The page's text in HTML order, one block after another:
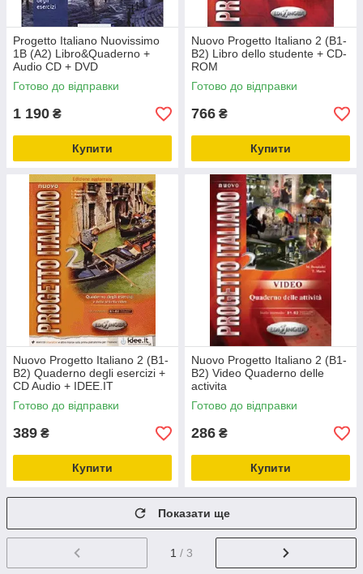
Progetto Italiano Nuovissimo
1B (A2) Libro&Quaderno +
Audio CD + DVD
Готово до відправки
1 190 ₴
Купити
Nuovo Progetto Italiano 2 (B1-
B2) Libro dello studente + CD-
ROM
Готово до відправки
766 ₴
Купити
Nuovo Progetto Italiano 2 (B1-
B2) Quaderno degli esercizi +
CD Audio + IDEE.IT
Готово до відправки
389 ₴
Купити
Nuovo Progetto Italiano 2 (B1-
B2) Video Quaderno delle
activita
Готово до відправки
286 ₴
Купити
Показати ще
1 / 3